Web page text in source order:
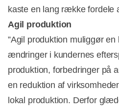
kaste en lang række fordele
Agil produktion
”Agil produktion muliggør
ændringer i kundernes
produktion, forbedringer på
en reduktion af
lokal produktion. Derfor